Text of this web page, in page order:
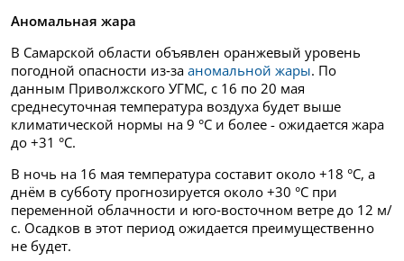
Аномальная жара
В Самарской области объявлен оранжевый уровень
погодной опасности из‑за аномальной жары. По
данным Приволжского УГМС, с 16 по 20 мая
среднесуточная температура воздуха будет выше
климатической нормы на 9 °C и более - ожидается жара
до +31 °C.
В ночь на 16 мая температура составит около +18 °C, а
днём в субботу прогнозируется около +30 °C при
переменной облачности и юго‑восточном ветре до 12 м/
с. Осадков в этот период ожидается преимущественно
не будет.